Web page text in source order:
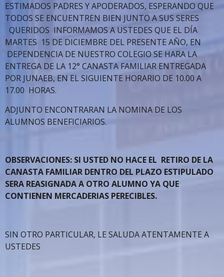
ESTIMADOS PADRES Y APODERADOS, ESPERANDO QUE
TODOS SE ENCUENTREN BIEN JUNTO A SUS SERES
QUERIDOS INFORMAMOS A USTEDES QUE EL DÍA
MARTES 15 DE DICIEMBRE DEL PRESENTE AÑO, EN
DEPENDENCIA DE NUESTRO COLEGIO SE HARA LA
ENTREGA DE LA 12° CANASTA FAMILIAR ENTREGADA
POR JUNAEB, EN EL SIGUIENTE HORARIO DE 10.00 A
17.00 HORAS.
ADJUNTO ENCONTRARAN LA NOMINA DE LOS
ALUMNOS BENEFICIARIOS.
OBSERVACIONES: SI USTED NO HACE EL RETIRO DE LA
CANASTA FAMILIAR DENTRO DEL PLAZO ESTIPULADO
SERA REASIGNADA A OTRO ALUMNO YA QUE
CONTIENEN MERCADERIAS PERECIBLES.
SIN OTRO PARTICULAR, LE SALUDA ATENTAMENTE A
USTEDES